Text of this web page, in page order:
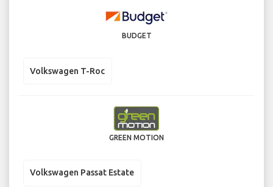
BUDGET
Volkswagen T-Roc
GREEN MOTION
Volkswagen Passat Estate